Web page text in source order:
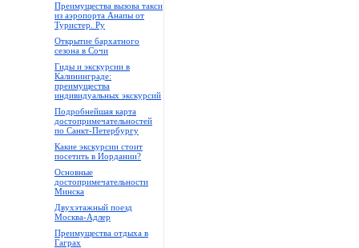
Преимущества вызова такси
из аэропорта Анапы от
Туристер. Ру
Открытие бархатного
сезона в Сочи
Гиды и экскурсии в
Калининграде:
преимущества
индивидуальных экскурсий
Подробнейшая карта
достопримечательностей
по Санкт-Петербургу
Какие экскурсии стоит
посетить в Иордании?
Основные
достопримечательности
Минска
Двухэтажный поезд
Москва-Адлер
Преимущества отдыха в
Гаграх